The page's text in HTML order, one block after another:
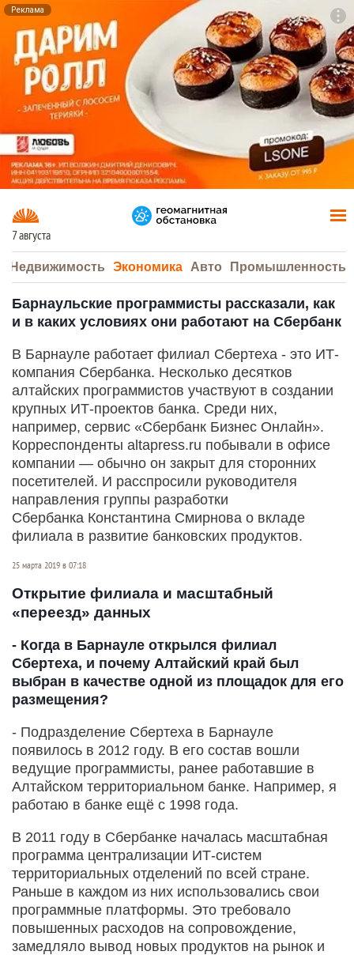
Реклама
7 августа
Недвижимость Экономика Авто Промышленность
Барнаульские программисты рассказали, как
и в каких условиях они работают на Сбербанк
В Барнауле работает филиал Сбертеха - это ИТ-
компания Сбербанка. Несколько десятков
алтайских программистов участвуют в создании
крупных ИТ-проектов банка. Среди них,
например, сервис «Сбербанк Бизнес Онлайн».
Корреспонденты altapress.ru побывали в офисе
компании — обычно он закрыт для сторонних
посетителей. И расспросили руководителя
направления группы разработки
Сбербанка Константина Смирнова о вкладе
филиала в развитие банковских продуктов.
25 марта 2019 в 07:18
Открытие филиала и масштабный
«переезд» данных
- Когда в Барнауле открылся филиал
Сбертеха, и почему Алтайский край был
выбран в качестве одной из площадок для его
размещения?
- Подразделение Сбертеха в Барнауле
появилось в 2012 году. В его состав вошли
ведущие программисты, ранее работавшие в
Алтайском территориальном банке. Например, я
работаю в банке ещё с 1998 года.
В 2011 году в Сбербанке началась масштабная
программа централизации ИТ-систем
территориальных отделений по всей стране.
Раньше в каждом из них использовались свои
программные платформы. Это требовало
повышенных расходов на сопровождение,
замедляло вывод новых продуктов на рынок и